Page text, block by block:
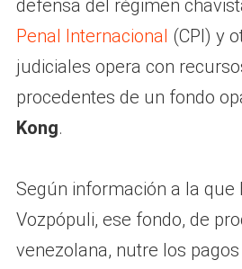
defensa del régimen
Penal Internacional (CPI) y
judiciales opera con
procedentes de un fondo
Kong.
Según información a la que
Vozpópuli, ese fondo, de
venezolana, nutre los